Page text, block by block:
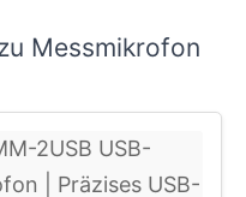
Messmikrofon